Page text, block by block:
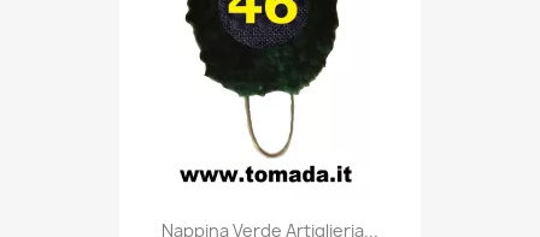
Quick view
Nappina Verde Artiglieria...